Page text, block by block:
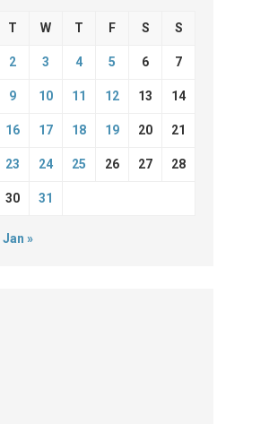
T W T F S S
2 3 4 5 6 7
9 10 11 12 13 14
16 17 18 19 20 21
23 24 25 26 27 28
30 31
Jan »